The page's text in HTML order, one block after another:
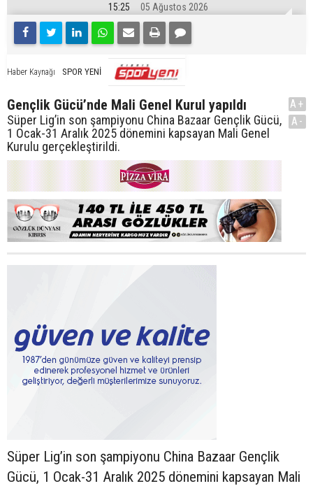
15:25 05 Ağustos 2026
Haber Kaynağı SPOR YENİ
Gençlik Gücü’nde Mali Genel Kurul yapıldı
Süper Lig’in son şampiyonu China Bazaar Gençlik Gücü,
1 Ocak-31 Aralık 2025 dönemini kapsayan Mali Genel
Kurulu gerçekleştirildi.
A+
A-
Süper Lig’in son şampiyonu China Bazaar Gençlik
Gücü, 1 Ocak-31 Aralık 2025 dönemini kapsayan Mali